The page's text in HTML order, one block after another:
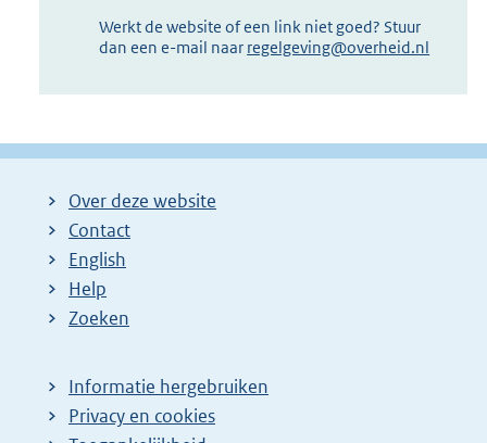
Werkt de website of een link niet goed? Stuur
dan een e-mail naar regelgeving@overheid.nl
Over deze website
Contact
English
Help
Zoeken
Informatie hergebruiken
Privacy en cookies